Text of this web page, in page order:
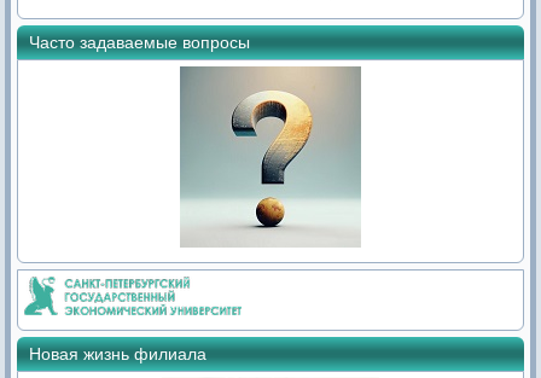
Часто задаваемые вопросы
Новая жизнь филиала